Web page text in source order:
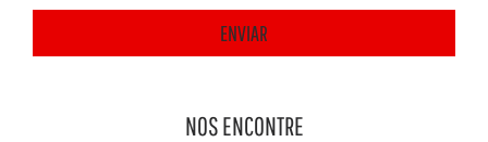
ENVIAR
NOS ENCONTRE